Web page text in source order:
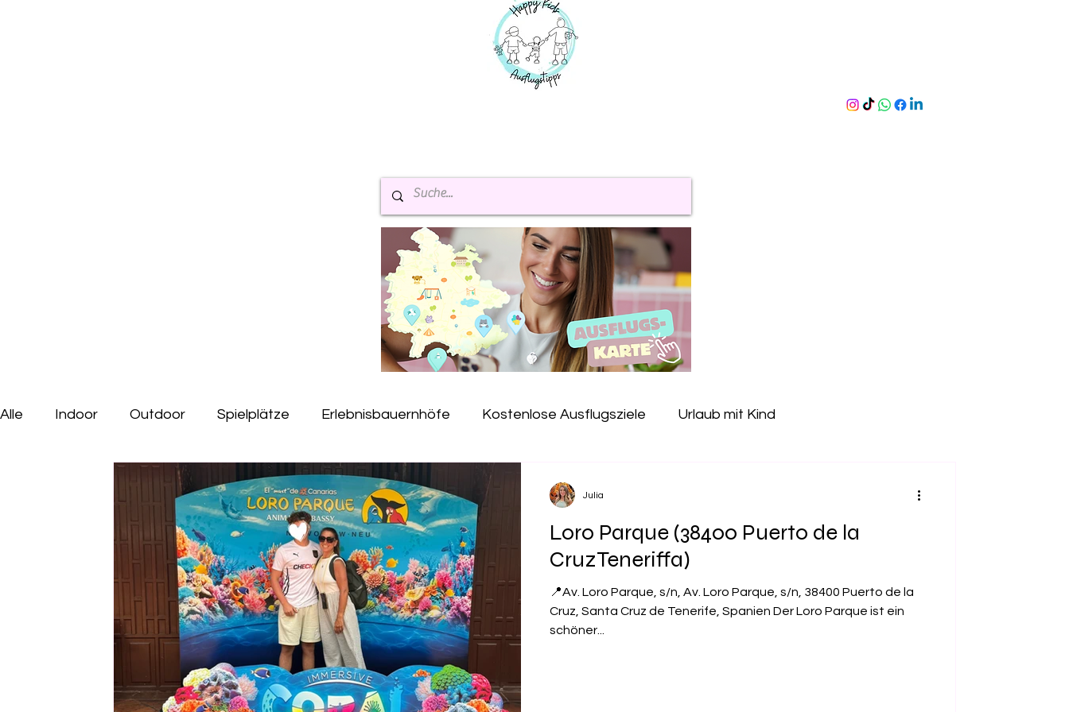
Alle Indoor Outdoor Spielplätze Erlebnisbauernhöfe Kostenlose Ausflugsziele Urlaub mit Kind
Ausflüge mit Hund Jugendherbergen
Indoorspielplatz Geburtstag Tiere Museen Hallenbad Gesundheit Salzspielplatz Kletterhalle
Wasserspielplatz Saison Ausflüge Freibad Kugelbahn Baumkronenpfad Pumptrack
Seen Wildpark
Loro Parque (38400 Puerto de la
CruzTeneriffa)
📍Av. Loro Parque, s/n, Av. Loro Parque, s/n, 38400 Puerto de la
Cruz, Santa Cruz de Tenerife, Spanien Der Loro Parque ist ein
schöner...
Julia